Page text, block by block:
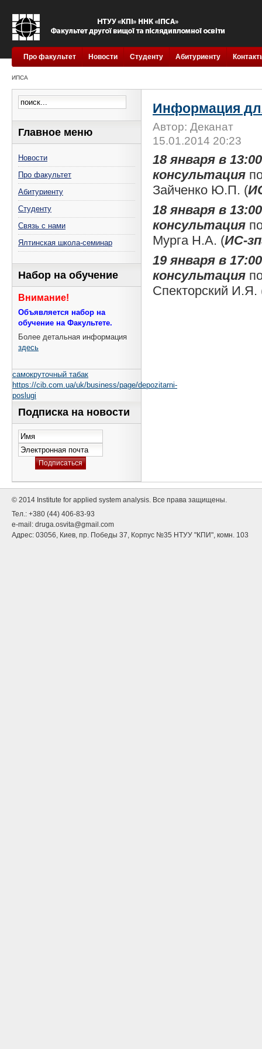
Про факультет Новости Студенту Абитуриенту
ИПСА
Информация
Автор: Деканат
15.01.2014 20:23
18 января в 13:00
консультация
Зайченко Ю.П. (
18 января в 13:00
консультация
Мурга Н.А. (ИС-
19 января в 17:00
консультация
Спекторский И.Я.
Главное меню
Новости
Про факультет
Абитуриенту
Студенту
Связь с нами
Ялтинская школа-семинар
Набор на обучение
Внимание!
Объявляется набор на
обучение на Факультете.
Более детальная информация
здесь
самокруточный табак
https://cib.com.ua/uk/business/page/depozitarni-
poslugi
Подписка на новости
© 2014 Institute for applied system analysis. Все права защищены.
Тел.: +380 (44) 406-83-93
e-mail: druga.osvita@gmail.com
Адрес: 03056, Киев, пр. Победы 37, Корпус №35 НТУУ "КПИ", комн. 103